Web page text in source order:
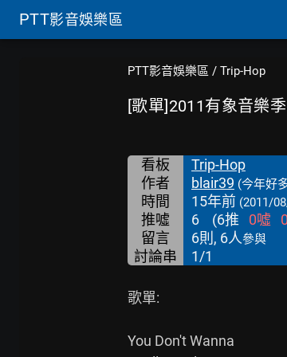
PTT影音娛樂區
PTT影音娛樂區 / Trip-Hop
[歌單]2011有象音樂
看板
Trip-Hop
作者
blair39 (今年好
時間 15年前 (2011/
推噓 6 (6推 0噓 0
留言
6則, 6人參與
討論串 1/1
歌單:
You Don't Wanna